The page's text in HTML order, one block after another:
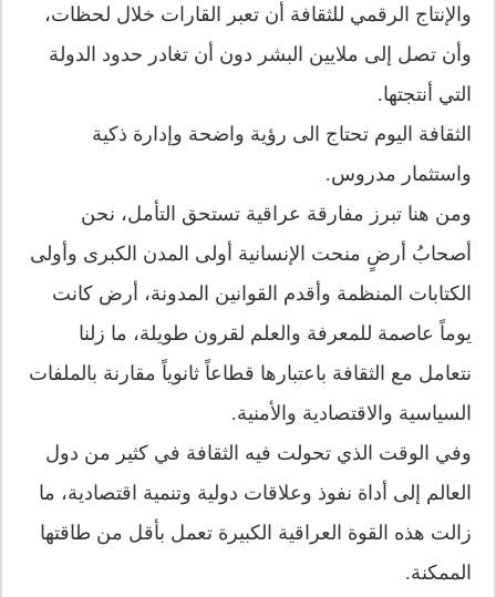
والإنتاج الرقمي للثقافة أن تعبر القارات خلال لحظات،
وأن تصل إلى ملايين البشر دون أن تغادر حدود الدولة
التي أنتجتها.
الثقافة اليوم تحتاج الى رؤية واضحة وإدارة ذكية
واستثمار مدروس.
ومن هنا تبرز مفارقة عراقية تستحق التأمل، نحن
أصحابُ أرضٍ منحت الإنسانية أولى المدن الكبرى وأولى
الكتابات المنظمة وأقدم القوانين المدونة، أرض كانت
يوماً عاصمة للمعرفة والعلم لقرون طويلة، ما زلنا
نتعامل مع الثقافة باعتبارها قطاعاً ثانوياً مقارنة بالملفات
السياسية والاقتصادية والأمنية.
وفي الوقت الذي تحولت فيه الثقافة في كثير من دول
العالم إلى أداة نفوذ وعلاقات دولية وتنمية اقتصادية، ما
زالت هذه القوة العراقية الكبيرة تعمل بأقل من طاقتها
الممكنة.